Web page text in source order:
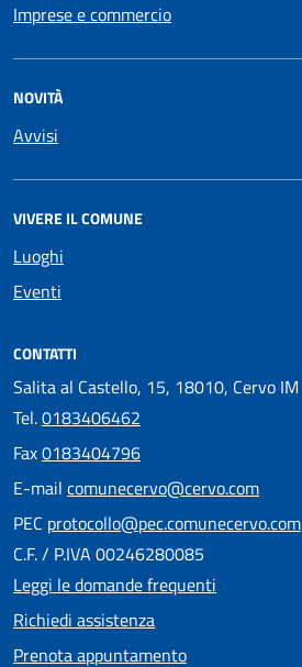
Imprese e commercio
NOVITÀ
Avvisi
VIVERE IL COMUNE
Luoghi
Eventi
CONTATTI
Salita al Castello, 15, 18010, Cervo IM
Tel.0183406462
Fax0183404796
E-mail comunecervo@cervo.com
PEC protocollo@pec.comunecervo.com
C.F. / P.IVA 00246280085
Leggi le domande frequenti
Richiedi assistenza
Prenota appuntamento